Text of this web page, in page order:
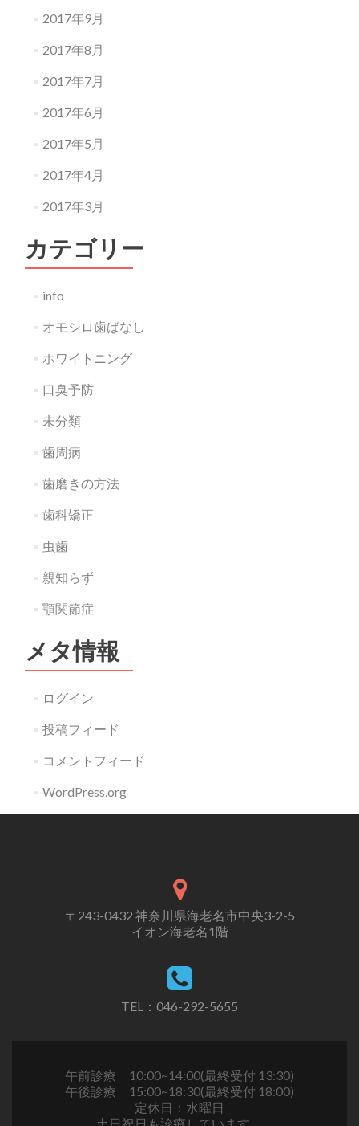
2017年9月
2017年8月
2017年7月
2017年6月
2017年5月
2017年4月
2017年3月
カテゴリー
info
オモシロ歯ばなし
ホワイトニング
口臭予防
未分類
歯周病
歯磨きの方法
歯科矯正
虫歯
親知らず
顎関節症
メタ情報
ログイン
投稿フィード
コメントフィード
WordPress.org
〒243-0432 神奈川県海老名市中央3-2-5
イオン海老名1階
TEL：046-292-5655
午前診療 10:00~14:00(最終受付 13:30)
午後診療 15:00~18:30(最終受付 18:00)
定休日：水曜日